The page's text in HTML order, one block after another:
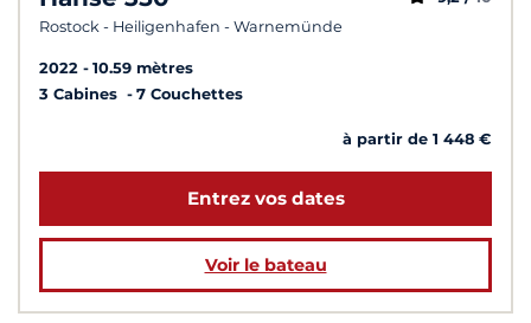
Rostock - Heiligenhafen - Warnemünde
2022
10.59 mètres
3 Cabines
7 Couchettes
à partir de 1 448 €
Entrez vos dates
Voir le bateau